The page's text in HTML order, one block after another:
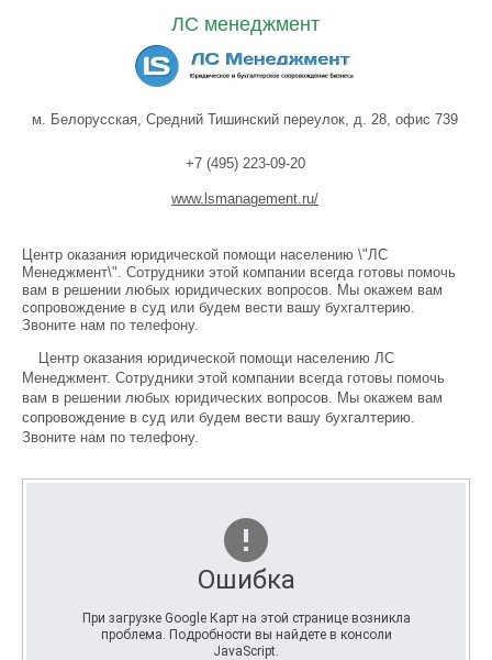
ЛС менеджмент
м. Белорусская, Средний Тишинский переулок, д. 28, офис 739
+7 (495) 223-09-20
www.lsmanagement.ru/
Центр оказания юридической помощи населению \"ЛС
Менеджмент\". Сотрудники этой компании всегда готовы помочь
вам в решении любых юридических вопросов. Мы окажем вам
сопровождение в суд или будем вести вашу бухгалтерию.
Звоните нам по телефону.
Центр оказания юридической помощи населению ЛС
Менеджмент. Сотрудники этой компании всегда готовы помочь
вам в решении любых юридических вопросов. Мы окажем вам
сопровождение в суд или будем вести вашу бухгалтерию.
Звоните нам по телефону.
Ошибка
При загрузке Google Карт на этой странице возникла
проблема. Подробности вы найдете в консоли
JavaScript.